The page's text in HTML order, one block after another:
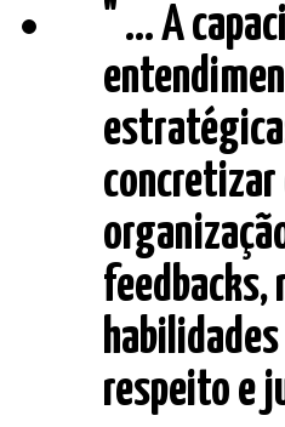
" ... A
feedbacks,
respeito e